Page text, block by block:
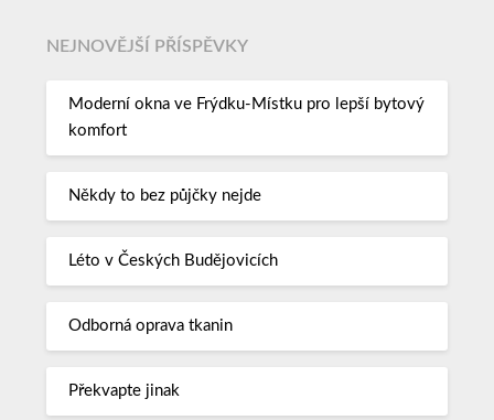
NEJNOVĚJŠÍ PŘÍSPĚVKY
Moderní okna ve Frýdku-Místku pro lepší bytový
komfort
Někdy to bez půjčky nejde
Léto v Českých Budějovicích
Odborná oprava tkanin
Překvapte jinak